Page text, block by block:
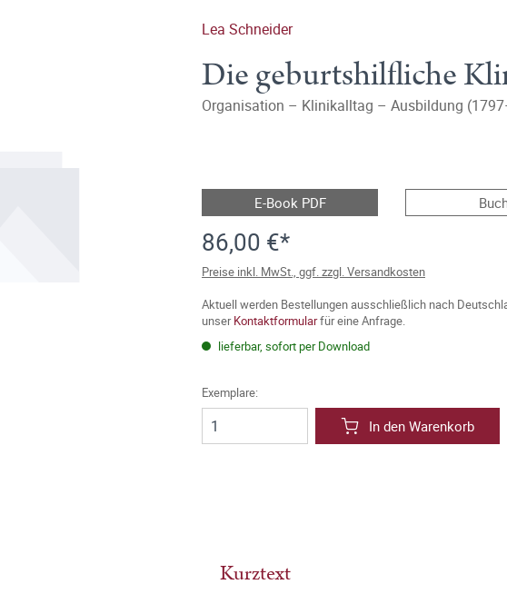
Lea Schneider
Die geburtshilfliche
Organisation – Klinikalltag – Ausbildung
E-Book PDF
86,00 €*
Preise inkl. MwSt., ggf. zzgl. Versandkosten
Aktuell werden Bestellungen ausschließlich nach
unserKontaktformularfür eine Anfrage.
lieferbar, sofort per Download
Exemplare:
In den Warenkorb
Kurztext